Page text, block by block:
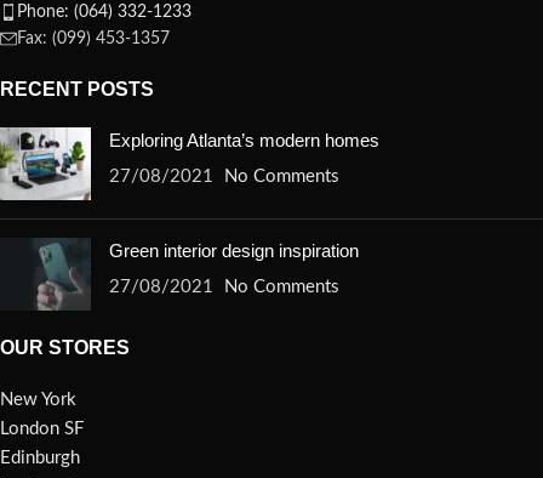
Phone: (064) 332-1233
Fax: (099) 453-1357
RECENT POSTS
Exploring Atlanta’s modern homes
27/08/2021 No Comments
Green interior design inspiration
27/08/2021 No Comments
OUR STORES
New York
London SF
Edinburgh